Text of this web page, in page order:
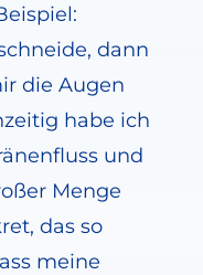
dann
die Augen
habe ich
und
Menge
das so
meine